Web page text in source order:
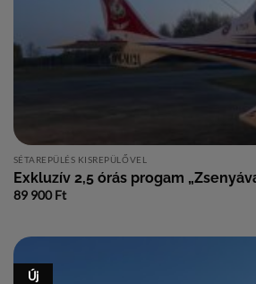
SÉTAREPÜLÉS KISREPÜLŐVEL
Exkluzív 2,5 órás progam
89 900Ft
Új